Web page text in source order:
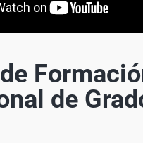
de